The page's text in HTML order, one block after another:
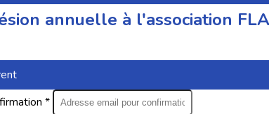
annuelle à l'association
*